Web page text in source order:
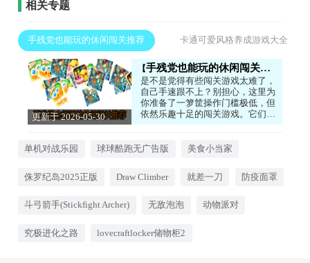
相关专题
手残党也能玩的休闲闯关推荐 卡通可爱风格养成游戏大全
更新于 2026-05-30
手残党也能玩的休闲闯关推荐
是不是觉得有些闯关游戏太难了，
自己手速跟不上？别担心，这里为
你准备了一箩筐操作门槛极低，但
依然乐趣十足的闯关游戏。它们更
强调选择合理的策略或是寻找正确
通过思考顺利通关。画风轻松可
情、打发时间的绝佳选择。感兴趣
单机对战乐园 球球酷跑无广告版 美食小当家
侏罗纪岛2025正版 Draw Climber 就差一刀 防疫面罩
斗弓箭手(Stickfight Archer) 无敌泡泡 动物派对
究极进化之路 lovecraftlocker储物柜2